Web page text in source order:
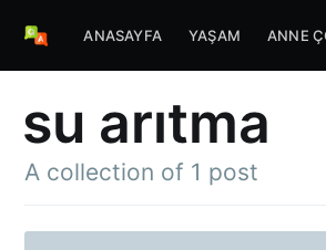
ANASAYFA YAŞAM ANNE
su arıtma
A collection of 1 post